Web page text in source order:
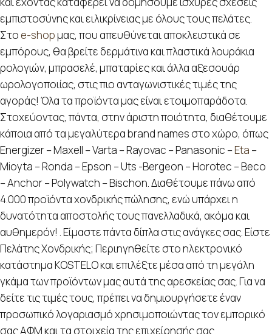
εμπιστοσύνης και ειλικρίνειας με όλους τους πελάτες.
Στο e-shopμας, που απευθύνεται αποκλειστικά σε
εμπόρους, θα βρείτε δερμάτινα και πλαστικά λουράκια
ρολογιών, μπρασελέ, μπαταρίες και άλλα αξεσουάρ
ωρολογοποιίας, στις πιο ανταγωνιστικές τιμές της
αγοράς! Όλα τα προϊόντα μας είναι ετοιμοπαράδοτα.
Στοχεύοντας, πάντα, στην άριστη ποιότητα, διαθέτουμε
κάποια από τα μεγαλύτερα brand names στο χώρο, όπως
Energizer – Maxell – Varta – Rayovac – Panasonic –Eta –
Mioyta – Ronda – Epson – Uts -Bergeon – Horotec – Beco
– Anchor – Polywatch – Bischon. Διαθέτουμε πάνω από
4.000 προϊόντα χονδρικής πώλησης, ενώ υπάρχει η
δυνατότητα αποστολής τους πανελλαδικά, ακόμα και
αυθημερόν! . Είμαστε πάντα δίπλα στις ανάγκες σας. Είστε
Πελάτης Χονδρικής; Περιηγηθείτε στο ηλεκτρονικό
κατάστημα KOSTELO και επιλέξτε μέσα από τη μεγάλη
γκάμα των προϊόντων μας αυτά της αρεσκείας σας. Για να
δείτε τις τιμές τους, πρέπει να δημιουργήσετε έναν
προσωπικό λογαριασμό χρησιμοποιώντας τον εμπορικό
σας ΑΦΜ και τα στοιχεία της επιχείρησής σας.